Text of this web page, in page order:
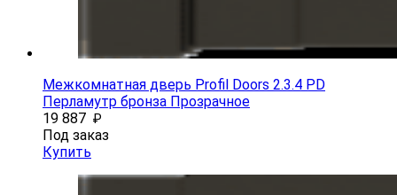
Межкомнатная дверь Profil Doors 2.3.4 PD
Перламутр бронза Прозрачное
19 887 ₽
Под заказ
Купить